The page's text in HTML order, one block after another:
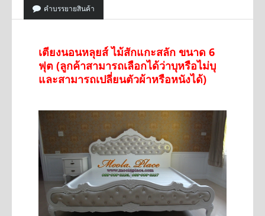
คำบรรยายสินค้า
เตียงนอนหลุยส์ ไม้สักแกะสลัก ขนาด 6
ฟุต (ลูกค้าสามารถเลือกได้ว่าบุหรือไม่บุ
และสามารถเปลี่ยนตัวผ้าหรือหนังได้)